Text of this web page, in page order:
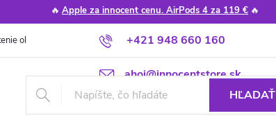
🔥 Apple za innocent cenu. AirPods 4 za 119 € 🔥
+421 948 660 160
ahoj@innocentstore.sk
obchodu Poradňa Apple návody a tipy
HĽADAŤ